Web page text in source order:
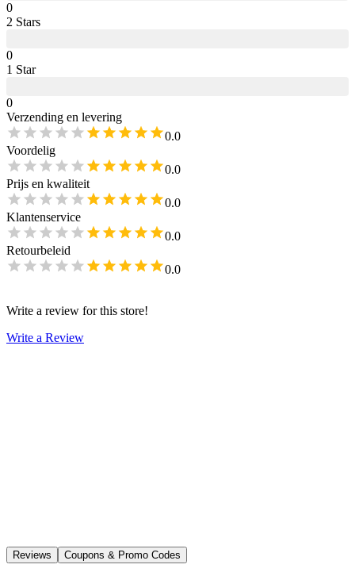
0
2 Stars
0
1 Star
0
Verzending en levering
0.0
Voordelig
0.0
Prijs en kwaliteit
0.0
Klantenservice
0.0
Retourbeleid
0.0
Write a review for this store!
Write a Review
Reviews Coupons & Promo Codes